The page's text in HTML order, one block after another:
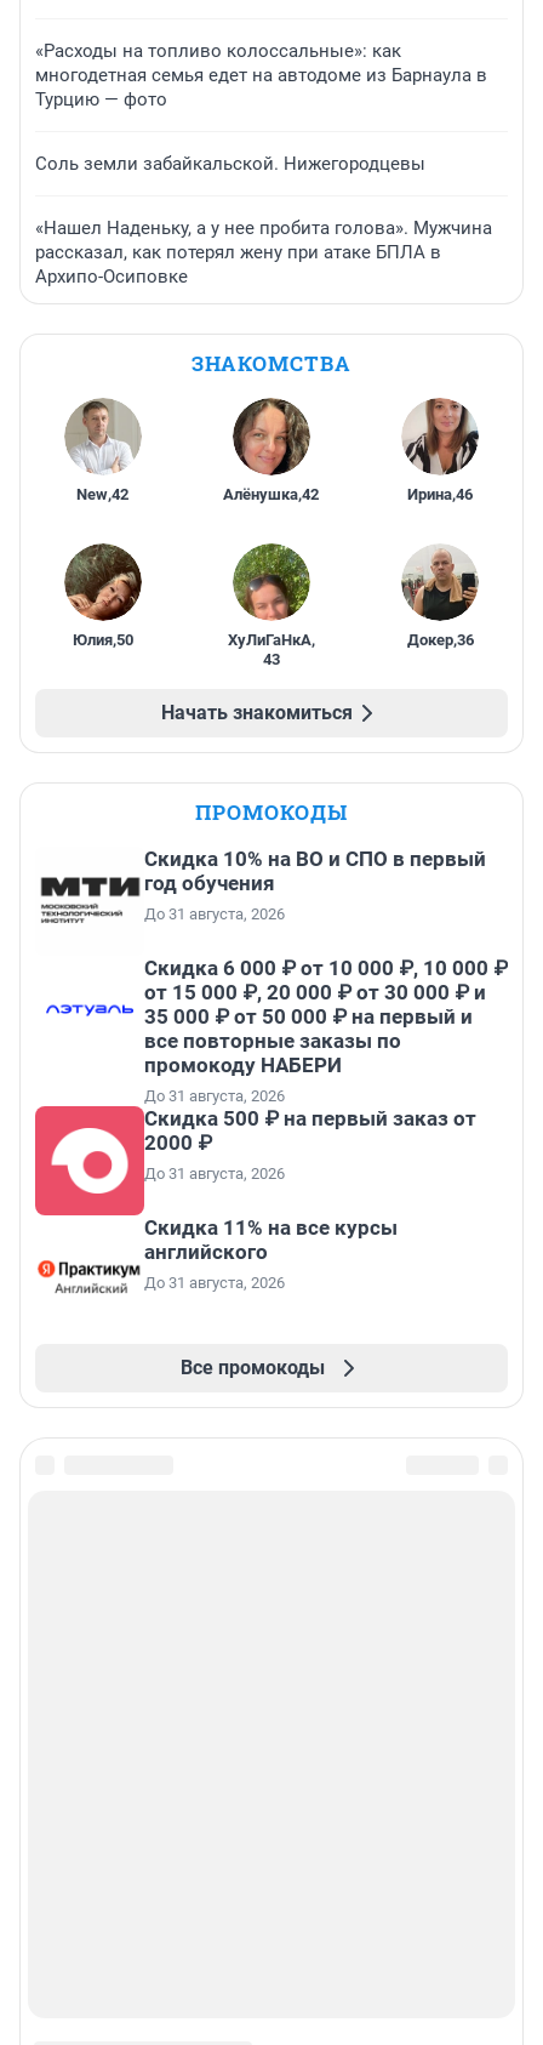
«Расходы на топливо колоссальные»: как
многодетная семья едет на автодоме из Барнаула в
Турцию — фото
Соль земли забайкальской. Нижегородцевы
«Нашел Наденьку, а у нее пробита голова». Мужчина
рассказал, как потерял жену при атаке БПЛА в
Архипо-Осиповке
ЗНАКОМСТВА
New,42 Алёнушка,42 Ирина,46
Юлия,50 ХуЛиГаНкА,
43
Докер,36
Начать знакомиться
ПРОМОКОДЫ
Скидка 10% на ВО и СПО в первый
год обучения
До 31 августа, 2026
Скидка 6 000 ₽ от 10 000 ₽, 10 000 ₽
от 15 000 ₽, 20 000 ₽ от 30 000 ₽ и
35 000 ₽ от 50 000 ₽ на первый и
все повторные заказы по
промокоду НАБЕРИ
До 31 августа, 2026
Скидка 500 ₽ на первый заказ от
2000 ₽
До 31 августа, 2026
Скидка 11% на все курсы
английского
До 31 августа, 2026
Все промокоды